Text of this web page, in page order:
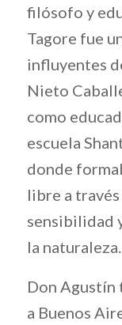
filósofo y
Tagore fue
influyentes
Nieto
como
escuela
donde
libre a
sensibilidad
la naturaleza.
Don Agustín
a Buenos